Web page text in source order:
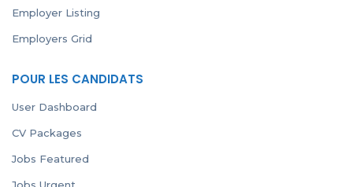
Employer Listing
Employers Grid
POUR LES CANDIDATS
User Dashboard
CV Packages
Jobs Featured
Jobs Urgent